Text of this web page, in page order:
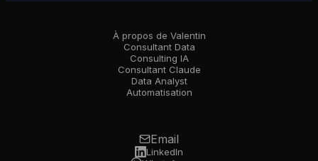
À propos de Valentin
Consultant Data
Consulting IA
Consultant Claude
Data Analyst
Automatisation
Email
LinkedIn